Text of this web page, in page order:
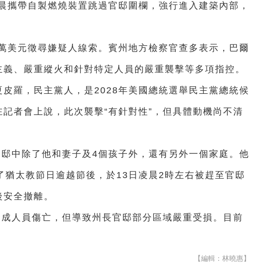
攜帶自製燃燒裝置跳過官邸圍欄，強行進入建築內部，
美元徵尋嫌疑人線索。賓州地方檢察官查多表示，巴爾
、嚴重縱火和針對特定人員的嚴重襲擊等多項指控。
羅，民主黨人，是2028年美國總統選舉民主黨總統候
者會上說，此次襲擊“有針對性”，但具體動機尚不清
中除了他和妻子及4個孩子外，還有另外一個家庭。他
猶太教節日逾越節後，於13日凌晨2時左右被趕至官邸
全撤離。
人員傷亡，但導致州長官邸部分區域嚴重受損。目前
【編輯：林曉惠】